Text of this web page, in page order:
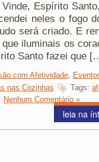
Espírito
neles o fogo
será criado. E
iluminais os
Santo fazei que
com Afetividade,
nas Cozinhas Tags:
Nenhum Comentário »
leia na